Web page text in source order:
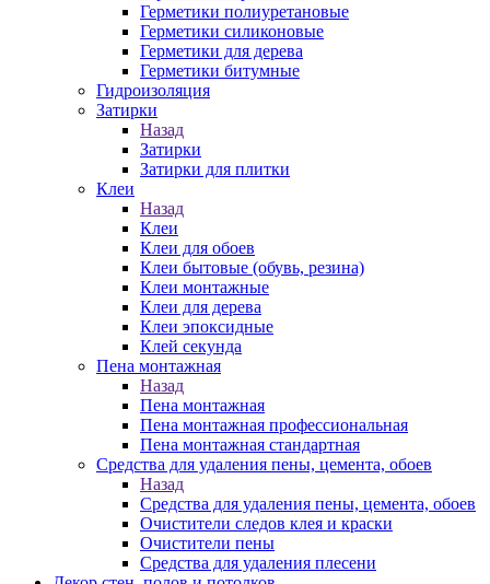
Герметики полиуретановые
Герметики силиконовые
Герметики для дерева
Герметики битумные
Гидроизоляция
Затирки
Назад
Затирки
Затирки для плитки
Клеи
Назад
Клеи
Клеи для обоев
Клеи бытовые (обувь, резина)
Клеи монтажные
Клеи для дерева
Клеи эпоксидные
Клей секунда
Пена монтажная
Назад
Пена монтажная
Пена монтажная профессиональная
Пена монтажная стандартная
Средства для удаления пены, цемента, обоев
Назад
Средства для удаления пены, цемента, обоев
Очистители следов клея и краски
Очистители пены
Средства для удаления плесени